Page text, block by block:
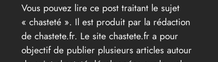
Vous pouvez lire ce post traitant le sujet
« chasteté ». Il est produit par la rédaction
de chastete.fr. Le site chastete.fr a pour
objectif de publier plusieurs articles autour